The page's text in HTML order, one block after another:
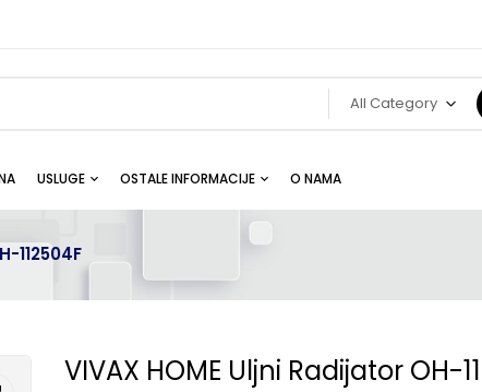
All Category
USLUGE OSTALE INFORMACIJE O NAMA
112504F
VIVAX HOME Uljni Radijator OH-